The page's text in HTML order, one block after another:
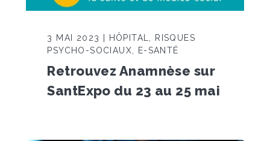
3 MAI 2023 | HÔPITAL, RISQUES
PSYCHO-SOCIAUX, E-SANTÉ
Retrouvez Anamnèse sur
SantExpo du 23 au 25 mai